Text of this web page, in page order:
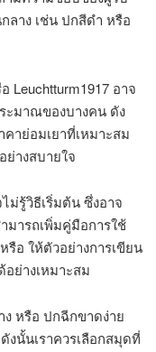
ลาง เช่น ปกสีดำ หรือ
Leuchtturm1917 อาจ
ะมาณของบางคน ดัง
าย่อมเยาที่เหมาะสม
างสบายใจ
ม่รู้วิธีเริ่มต้น ซึ่งอาจ
มารถเพิ่มคู่มือการใช้
รือ ให้ตัวอย่างการเขียน
ย่างเหมาะสม
หรือ ปกฉีกขาดง่าย
นั้นเราควรเลือกสมุดที่